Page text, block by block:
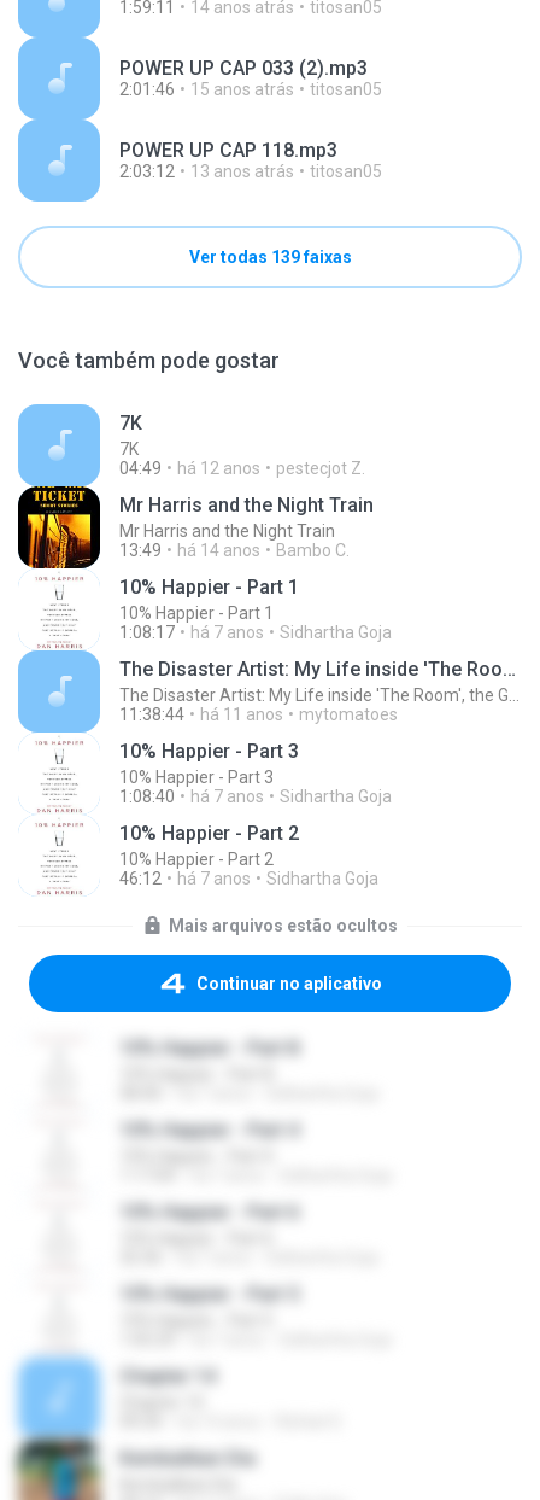
1:59:11 14 anos atrás titosan05
POWER UP CAP 033 (2).mp3
2:01:46 15 anos atrás titosan05
POWER UP CAP 118.mp3
2:03:12 13 anos atrás titosan05
Ver todas 139 faixas
Você também pode gostar
7K
7K
04:49
há 12 anos pestecjot Z.
Mr Harris and the Night Train
Mr Harris and the Night Train
13:49
há 14 anos Bambo C.
10% Happier - Part 1
10% Happier - Part 1
1:08:17
há 7 anos Sidhartha Goja
The Disaster Artist: My Life inside 'The Room', the Greatest Bad Movie Ever Made (Unabridged)
11:38:44
há 11 anos mytomatoes
10% Happier - Part 3
10% Happier - Part 3
1:08:40
há 7 anos Sidhartha Goja
10% Happier - Part 2
10% Happier - Part 2
46:12
há 7 anos Sidhartha Goja
Mais arquivos estão ocultos
Continuar no aplicativo
10% Happier - Part 8
10% Happier - Part 4
10% Happier - Part 6
10% Happier - Part 5
Chapter 14
Kembalikan Dia